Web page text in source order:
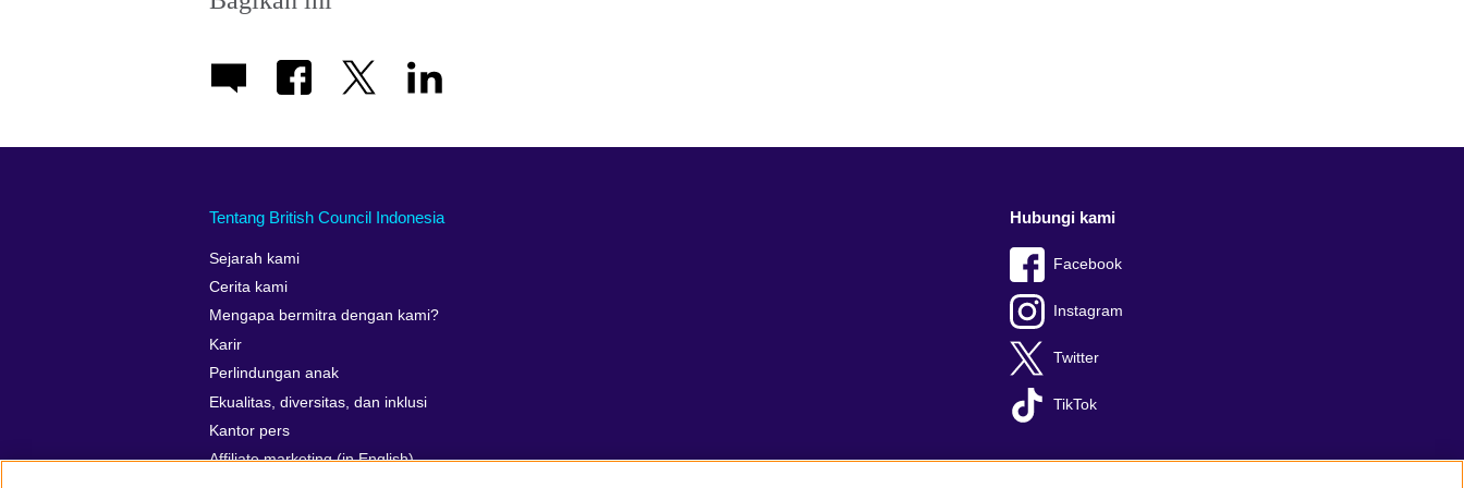
Tentang British Council Indonesia
Sejarah kami
Cerita kami
Mengapa bermitra dengan kami?
Karir
Perlindungan anak
Ekualitas, diversitas, dan inklusi
Kantor pers
Affiliate marketing (in English)
Hubungi kami
Facebook
Instagram
Twitter
TikTok